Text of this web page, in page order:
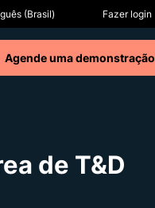
Fazer login
Agende uma demonstração
de T&D